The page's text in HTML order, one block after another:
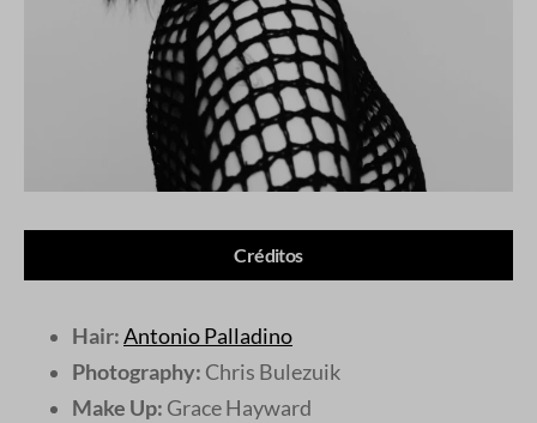
Créditos
Hair:Antonio Palladino
Photography: Chris Bulezuik
Make Up: Grace Hayward